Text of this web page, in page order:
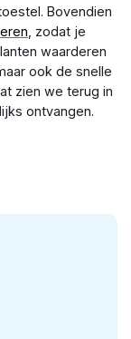
Bovendien
, zodat je
waarderen
ook de snelle
zien we terug in
ontvangen.